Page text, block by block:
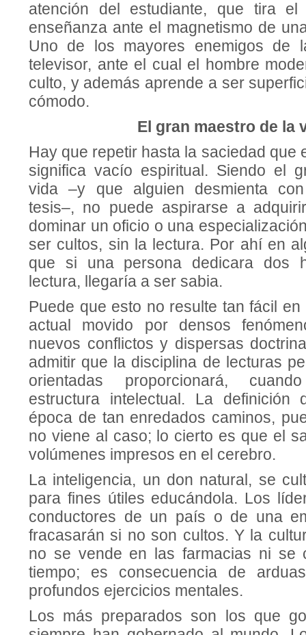
atención del estudiante, que tira
enseñanza ante el magnetismo de
Uno de los mayores enemi­gos de
televisor, ante el cual el hombre
culto, y además aprende a ser
cómodo.
El gran maestro de la
Hay que repetir hasta la saciedad que
significa vacío espiritual. Siendo el
vida –y que alguien desmienta
tesis–, no puede aspirarse a
dominar un oficio o una
ser cultos, sin la lectura. Por ahí en
que si una persona dedicara dos
lectura, llegaría a ser sabia.
Puede que esto no resulte tan fácil
actual movido por densos
nuevos conflictos y dispersas
admitir que la disciplina de lecturas
orientadas proporcionará,
estructura intelectual. La
época de tan enredados caminos,
no viene al caso; lo cierto es que el
volúmenes im­presos en el cerebro.
La inteligencia, un don natural, se
para fines útiles educándola. Los
conductores de un país o de una
fracasarán si no son cultos. Y la
no se vende en las farma­cias ni se
tiempo; es consecuencia de
profundos ejercicios men­tales.
Los más preparados son los que